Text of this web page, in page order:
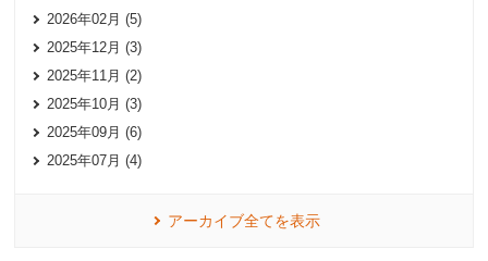
2026年02月 (5)
2025年12月 (3)
2025年11月 (2)
2025年10月 (3)
2025年09月 (6)
2025年07月 (4)
アーカイブ全てを表示